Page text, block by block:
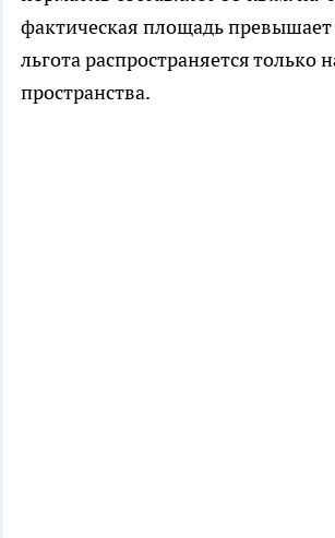
фактическая площадь
льгота распространяется только
пространства.